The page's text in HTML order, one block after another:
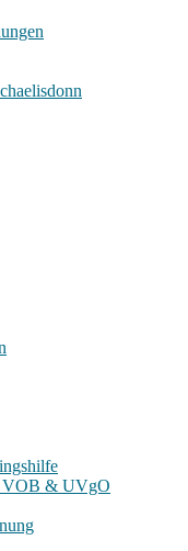
VOB & UVgO